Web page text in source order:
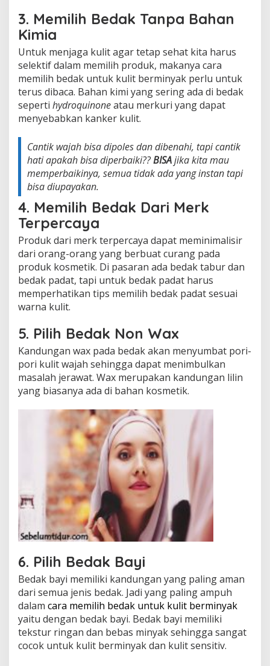
3. Memilih Bedak Tanpa Bahan
Kimia
Untuk menjaga kulit agar tetap sehat kita harus
selektif dalam memilih produk, makanya cara
memilih bedak untuk kulit berminyak perlu untuk
terus dibaca. Bahan kimi yang sering ada di bedak
seperti hydroquinoneatau merkuri yang dapat
menyebabkan kanker kulit.
Cantik wajah bisa dipoles dan dibenahi, tapi cantik
hati apakah bisa diperbaiki??BISAjika kita mau
memperbaikinya, semua tidak ada yang instan tapi
bisa diupayakan.
4. Memilih Bedak Dari Merk
Terpercaya
Produk dari merk terpercaya dapat meminimalisir
dari orang-orang yang berbuat curang pada
produk kosmetik. Di pasaran ada bedak tabur dan
bedak padat, tapi untuk bedak padat harus
memperhatikan tips memilih bedak padat sesuai
warna kulit.
5. Pilih Bedak Non Wax
Kandungan wax pada bedak akan menyumbat pori-
pori kulit wajah sehingga dapat menimbulkan
masalah jerawat. Wax merupakan kandungan lilin
yang biasanya ada di bahan kosmetik.
6. Pilih Bedak Bayi
Bedak bayi memiliki kandungan yang paling aman
dari semua jenis bedak. Jadi yang paling ampuh
dalam cara memilih bedak untuk kulit berminyak
yaitu dengan bedak bayi. Bedak bayi memiliki
tekstur ringan dan bebas minyak sehingga sangat
cocok untuk kulit berminyak dan kulit sensitiv.